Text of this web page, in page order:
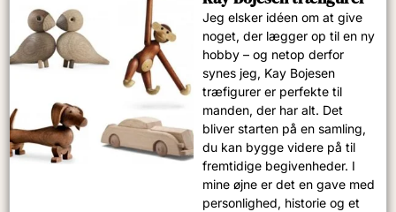
Jeg elsker idéen om at give
noget, der lægger op til en ny
hobby – og netop derfor
synes jeg, Kay Bojesen
træfigurer er perfekte til
manden, der har alt. Det
bliver starten på en samling,
du kan bygge videre på til
fremtidige begivenheder. I
mine øjne er det en gave med
personlighed, historie og et